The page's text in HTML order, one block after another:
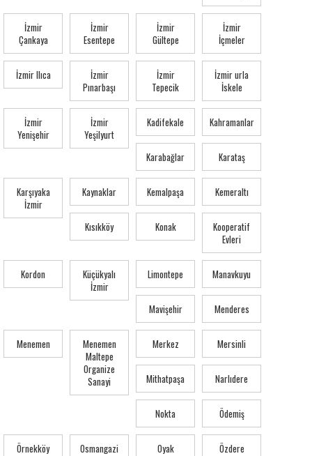
İzmir
Çankaya
İzmir
Esentepe
İzmir
Gültepe
İzmir
İçmeler
İzmir Ilıca
İzmir
Pınarbaşı
İzmir
Tepecik
İzmir urla
İskele
İzmir
Yenişehir
İzmir
Yeşilyurt
Kadifekale Kahramanlar
Karabağlar Karataş
Karşıyaka
İzmir
Kaynaklar Kemalpaşa Kemeraltı
Kısıkköy Konak
Kooperatif
Evleri
Kordon
Küçükyalı
İzmir
Limontepe Manavkuyu
Mavişehir Menderes
Menemen
Menemen
Maltepe
Organize
Sanayi
Merkez Mersinli
Mithatpaşa Narlıdere
Nokta Ödemiş
Örnekköy Osmangazi Oyak Özdere